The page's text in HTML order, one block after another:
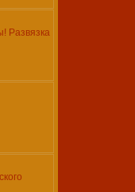
Развязка